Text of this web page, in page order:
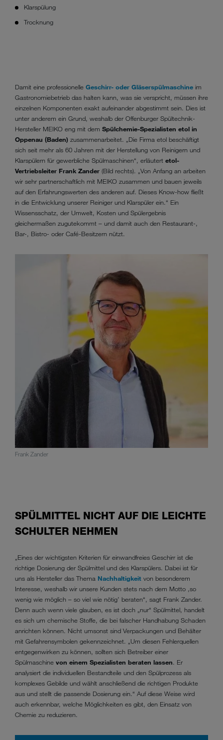
Klarspülung
Trocknung
Damit eine professionelle Geschirr- oder Gläserspülmaschine im
Gastronomiebetrieb das halten kann, was sie verspricht, müssen ihre
einzelnen Komponenten exakt aufeinander abgestimmt sein. Dies ist
unter anderem ein Grund, weshalb der Offenburger Spültechnik-
Hersteller MEIKO eng mit dem Spülchemie-Spezialisten etol in
Oppenau (Baden) zusammenarbeitet. „Die Firma etol beschäftigt
sich seit mehr als 60 Jahren mit der Herstellung von Reinigern und
Klarspülern für gewerbliche Spülmaschinen“, erläutert etol-
Vertriebsleiter Frank Zander (Bild rechts). „Von Anfang an arbeiten
wir sehr partnerschaftlich mit MEIKO zusammen und bauen jeweils
auf den Erfahrungswerten des anderen auf. Dieses Know-how fließt
in die Entwicklung unserer Reiniger und Klarspüler ein.“ Ein
Wissensschatz, der Umwelt, Kosten und Spülergebnis
gleichermaßen zugutekommt – und damit auch den Restaurant-,
Bar-, Bistro- oder Café-Besitzern nützt.
Frank Zander
SPÜLMITTEL NICHT AUF DIE LEICHTE
SCHULTER NEHMEN
„Eines der wichtigsten Kriterien für einwandfreies Geschirr ist die
richtige Dosierung der Spülmittel und des Klarspülers. Dabei ist für
uns als Hersteller das Thema Nachhaltigkeit von besonderem
Interesse, weshalb wir unsere Kunden stets nach dem Motto ,so
wenig wie möglich – so viel wie nötig’ beraten“, sagt Frank Zander.
Denn auch wenn viele glauben, es ist doch „nur“ Spülmittel, handelt
es sich um chemische Stoffe, die bei falscher Handhabung Schaden
anrichten können. Nicht umsonst sind Verpackungen und Behälter
mit Gefahrensymbolen gekennzeichnet. „Um diesen Fehlerquellen
entgegenwirken zu können, sollten sich Betreiber einer
Spülmaschine von einem Spezialisten beraten lassen. Er
analysiert die individuellen Bestandteile und den Spülprozess als
komplexes Gebilde und wählt anschließend die richtigen Produkte
aus und stellt die passende Dosierung ein.“ Auf diese Weise wird
auch erkennbar, welche Möglichkeiten es gibt, den Einsatz von
Chemie zu reduzieren.